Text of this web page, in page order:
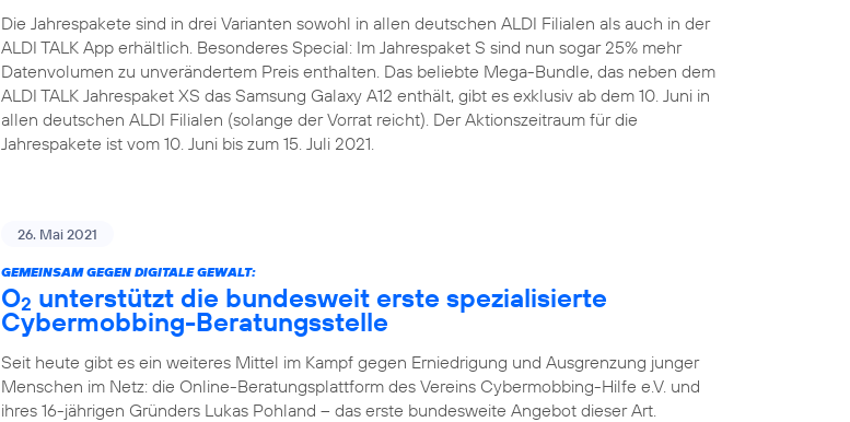
Die Jahrespakete sind in drei Varianten sowohl in allen deutschen ALDI Filialen als auch in der
ALDI TALK App erhältlich. Besonderes Special: Im Jahrespaket S sind nun sogar 25% mehr
Datenvolumen zu unverändertem Preis enthalten. Das beliebte Mega-Bundle, das neben dem
ALDI TALK Jahrespaket XS das Samsung Galaxy A12 enthält, gibt es exklusiv ab dem 10. Juni in
allen deutschen ALDI Filialen (solange der Vorrat reicht). Der Aktionszeitraum für die
Jahrespakete ist vom 10. Juni bis zum 15. Juli 2021.
26. Mai 2021
GEMEINSAM GEGEN DIGITALE GEWALT:
O2 unterstützt die bundesweit erste spezialisierte
Cybermobbing-Beratungsstelle
Seit heute gibt es ein weiteres Mittel im Kampf gegen Erniedrigung und Ausgrenzung junger
Menschen im Netz: die Online-Beratungsplattform des Vereins Cybermobbing-Hilfe e.V. und
ihres 16-jährigen Gründers Lukas Pohland – das erste bundesweite Angebot dieser Art.